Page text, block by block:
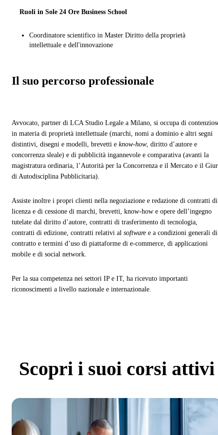
Ruoli in Sole 24 Ore Business School
Coordinatore scientifico in Master Diritto della proprietà
intellettuale e dell'innovazione
Il suo percorso professionale
Avvocato, partner di LCA Studio Legale a Milano, si occupa di
in materia di proprietà intellettuale (marchi, nomi a dominio e altri segni
distintivi, disegni e modelli, brevetti e know-how, diritto d’autore e
concorrenza sleale) e di pubblicità ingannevole e comparativa (avanti la
magistratura ordinaria, l’Autorità per la Concorrenza e il Mercato e il
di Autodisciplina Pubblicitaria).
Assiste inoltre i propri clienti nella negoziazione e redazione di contratti di
licenza e di cessione di marchi, brevetti, know-how e opere dell’ingegno
tutelate dal diritto d’autore, contratti di trasferimento di tecnologia,
contratti di edizione, contratti relativi al software e a condizioni generali di
contratto e termini d’uso di piattaforme di e-commerce, di applicazioni
mobile e di social network.
Per la sua competenza nei settori IP e IT, ha ricevuto importanti
riconoscimenti a livello nazionale e internazionale.
Scopri i suoi corsi attivi